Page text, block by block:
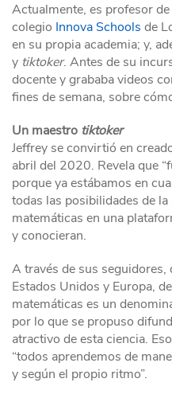
Actualmente, es profesor
colegio Innova Schools de
en su propia academia; y,
y tiktoker. Antes de su
docente y grababa videos
fines de semana, sobre
Un maestro tiktoker
Jeffrey se convirtió en
abril del 2020. Revela que
porque ya estábamos en
todas las posibilidades de
matemáticas en una
y conocieran.
A través de sus seguidores,
Estados Unidos y Europa,
matemáticas es un
por lo que se propuso
atractivo de esta ciencia.
“todos aprendemos de
y según el propio ritmo”.